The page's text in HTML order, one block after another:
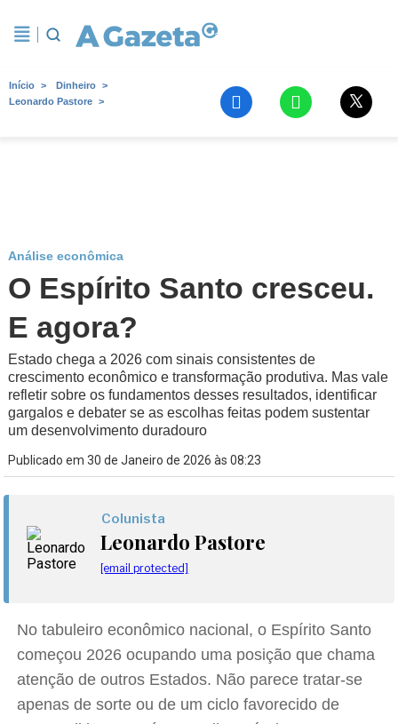
Início
Dinheiro
Leonardo Pastore
Análise econômica
O Espírito Santo cresceu.
E agora?
Estado chega a 2026 com sinais consistentes de
crescimento econômico e transformação produtiva. Mas vale
refletir sobre os fundamentos desses resultados, identificar
gargalos e debater se as escolhas feitas podem sustentar
um desenvolvimento duradouro
Publicado em 30 de Janeiro de 2026 às 08:23
Colunista
Leonardo Pastore
[email protected]
No tabuleiro econômico nacional, o Espírito Santo
começou 2026 ocupando uma posição que chama
atenção de outros Estados. Não parece tratar-se
apenas de sorte ou de um ciclo favorecido de